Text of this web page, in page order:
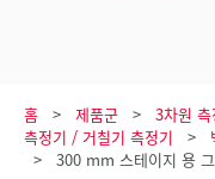
홈 제품군 3차원
측정기 / 거칠기 측정기
300 mm 스테이지 용